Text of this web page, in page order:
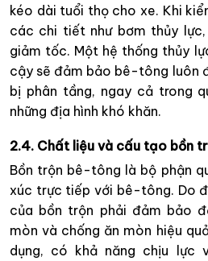
kéo dài tuổi thọ cho xe. Khi
các chi tiết như bơm thủy
giảm tốc. Một hệ thống thủy
cậy sẽ đảm bảo bê-tông luôn
bị phân tầng, ngay cả trong
những địa hình khó khăn.
2.4. Chất liệu và cấu tạo bồn
Bồn trộn bê-tông là bộ phận
xúc trực tiếp với bê-tông. Do
của bồn trộn phải đảm bảo
mòn và chống ăn mòn hiệu
dụng, có khả năng chịu lực